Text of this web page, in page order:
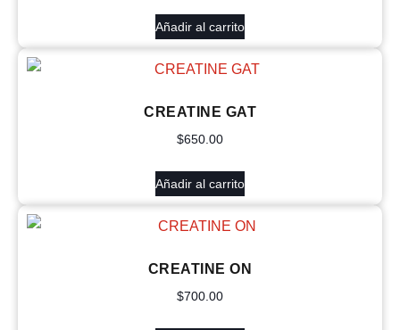
Añadir al carrito
CREATINE GAT
$650.00
Añadir al carrito
CREATINE ON
$700.00